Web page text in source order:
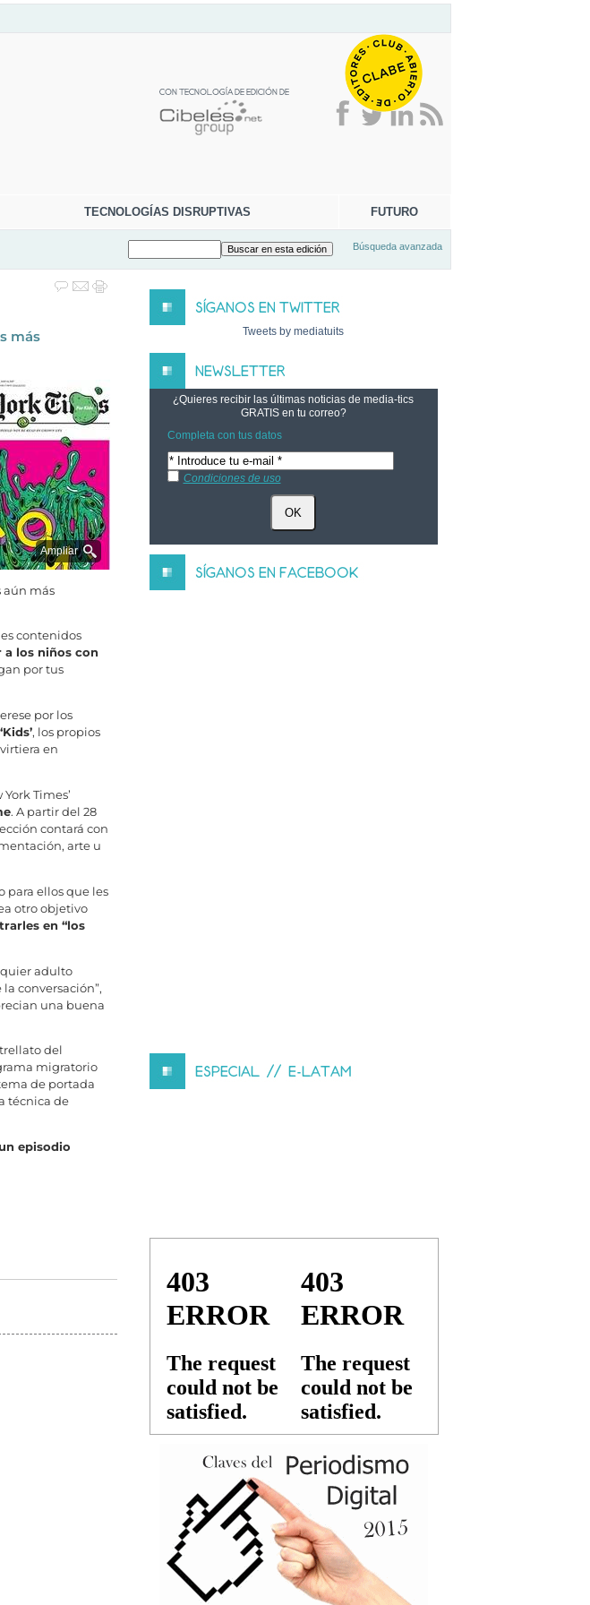
TECNOLOGÍAS DISRUPTIVAS FUTURO
Búsqueda avanzada
más
Ampliar
aún más
contenidos
a los niños con
por tus
por los
‘Kids’, los propios
en
Times’
. A partir del 28
contará con
arte u
para ellos que les
otro objetivo
en “los
adulto
conversación”,
una buena
del
migratorio
de portada
técnica de
episodio
Tweets by mediatuits
¿Quieres recibir las últimas noticias de media-tics
GRATISen tu correo?
Completa con tus datos
Condiciones de uso